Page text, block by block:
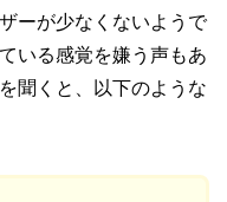
ーが少なくないようで
いる感覚を嫌う声もあ
聞くと、以下のような